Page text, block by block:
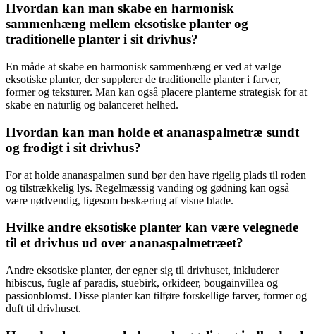
Hvordan kan man skabe en harmonisk
sammenhæng mellem eksotiske planter og
traditionelle planter i sit drivhus?
En måde at skabe en harmonisk sammenhæng er ved at vælge
eksotiske planter, der supplerer de traditionelle planter i farver,
former og teksturer. Man kan også placere planterne strategisk for at
skabe en naturlig og balanceret helhed.
Hvordan kan man holde et ananaspalmetræ sundt
og frodigt i sit drivhus?
For at holde ananaspalmen sund bør den have rigelig plads til roden
og tilstrækkelig lys. Regelmæssig vanding og gødning kan også
være nødvendig, ligesom beskæring af visne blade.
Hvilke andre eksotiske planter kan være velegnede
til et drivhus ud over ananaspalmetræet?
Andre eksotiske planter, der egner sig til drivhuset, inkluderer
hibiscus, fugle af paradis, stuebirk, orkideer, bougainvillea og
passionblomst. Disse planter kan tilføre forskellige farver, former og
duft til drivhuset.